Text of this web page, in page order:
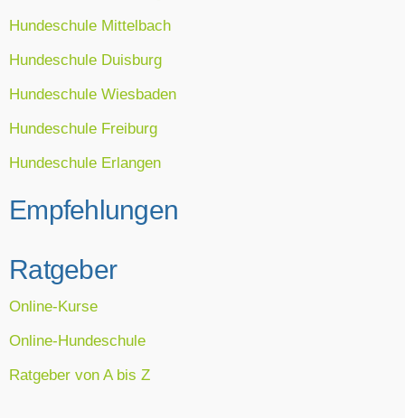
Hundeschule Mittelbach
Hundeschule Duisburg
Hundeschule Wiesbaden
Hundeschule Freiburg
Hundeschule Erlangen
Empfehlungen
Ratgeber
Online-Kurse
Online-Hundeschule
Ratgeber von A bis Z